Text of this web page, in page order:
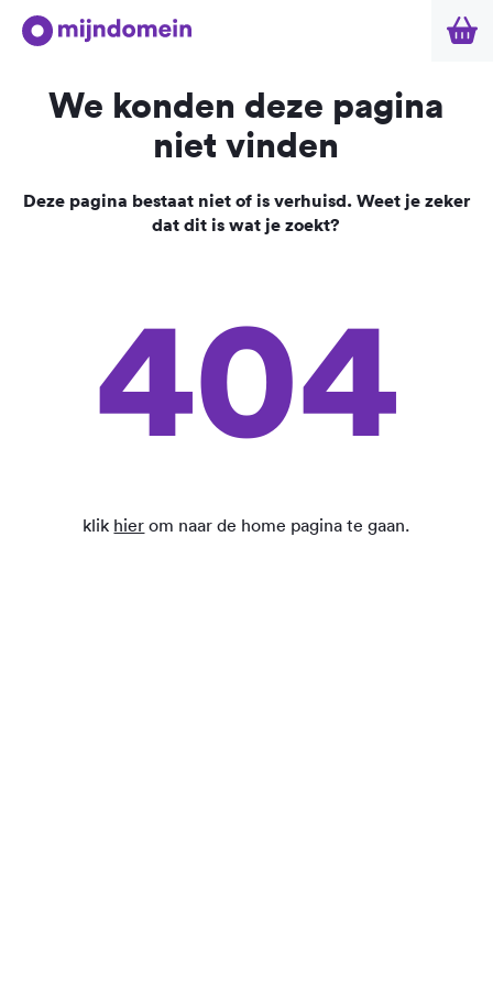
We konden deze pagina
niet vinden
Deze pagina bestaat niet of is verhuisd. Weet je zeker
dat dit is wat je zoekt?
404
klik hier om naar de home pagina te gaan.